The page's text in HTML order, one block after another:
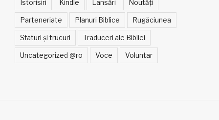
Istorisiri Kindle Lansări Noutăți
Parteneriate Planuri Biblice Rugăciunea
Sfaturi și trucuri Traduceri ale Bibliei
Uncategorized @ro Voce Voluntar